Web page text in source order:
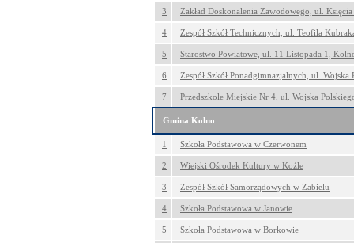
3 Zakład Doskonalenia Zawodowego, ul.
4 Zespół Szkół Technicznych, ul. Teofila
5 Starostwo Powiatowe, ul. 11 Listopada 1,
6 Zespół Szkół Ponadgimnazjalnych, ul.
7 Przedszkole Miejskie Nr 4, ul. Wojska
Gmina Kolno
1 Szkoła Podstawowa w Czerwonem
2 Wiejski Ośrodek Kultury w Koźle
3 Zespół Szkół Samorządowych w Zabielu
4 Szkoła Podstawowa w Janowie
5 Szkoła Podstawowa w Borkowie